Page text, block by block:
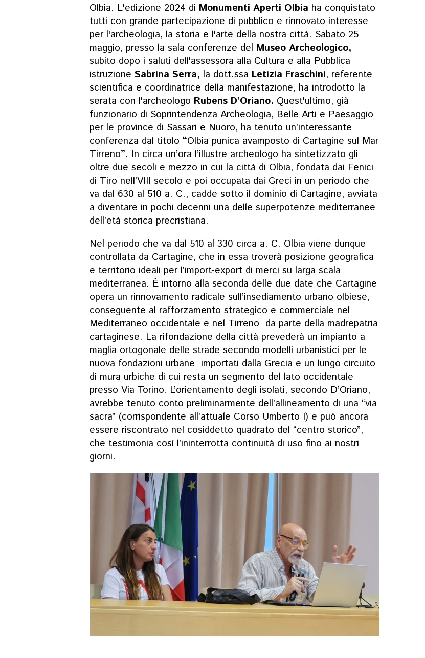
Olbia. L'edizione 2024 di Monumenti Aperti Olbia ha conquistato
tutti con grande partecipazione di pubblico e rinnovato interesse
per l'archeologia, la storia e l'arte della nostra città. Sabato 25
maggio, presso la sala conferenze del Museo Archeologico,
subito dopo i saluti dell'assessora alla Cultura e alla Pubblica
istruzione Sabrina Serra, la dott.ssa Letizia Fraschini, referente
scientifica e coordinatrice della manifestazione, ha introdotto la
serata con l'archeologo Rubens D’Oriano. Quest'ultimo, già
funzionario di Soprintendenza Archeologia, Belle Arti e Paesaggio
per le province di Sassari e Nuoro, ha tenuto un’interessante
conferenza dal titolo “Olbia punica avamposto di Cartagine sul Mar
Tirreno”. In circa un’ora l’illustre archeologo ha sintetizzato gli
oltre due secoli e mezzo in cui la città di Olbia, fondata dai Fenici
di Tiro nell’VIII secolo e poi occupata dai Greci in un periodo che
va dal 630 al 510 a. C., cadde sotto il dominio di Cartagine, avviata
a diventare in pochi decenni una delle superpotenze mediterranee
dell’età storica precristiana.
Nel periodo che va dal 510 al 330 circa a. C. Olbia viene dunque
controllata da Cartagine, che in essa troverà posizione geografica
e territorio ideali per l’import-export di merci su larga scala
mediterranea. È intorno alla seconda delle due date che Cartagine
opera un rinnovamento radicale sull’insediamento urbano olbiese,
conseguente al rafforzamento strategico e commerciale nel
Mediterraneo occidentale e nel Tirreno da parte della madrepatria
cartaginese. La rifondazione della città prevederà un impianto a
maglia ortogonale delle strade secondo modelli urbanistici per le
nuova fondazioni urbane importati dalla Grecia e un lungo circuito
di mura urbiche di cui resta un segmento del lato occidentale
presso Via Torino. L’orientamento degli isolati, secondo D’Oriano,
avrebbe tenuto conto preliminarmente dell’allineamento di una “via
sacra” (corrispondente all’attuale Corso Umberto I) e può ancora
essere riscontrato nel cosiddetto quadrato del “centro storico”,
che testimonia così l’ininterrotta continuità di uso fino ai nostri
giorni.